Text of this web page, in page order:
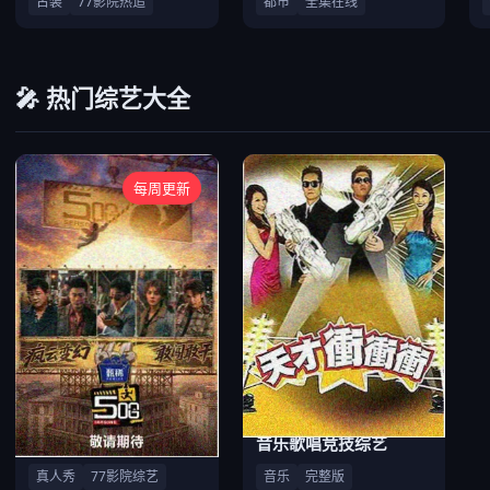
🎤 热门综艺大全
每周更新
户外竞技真人秀
真人秀 77影院综艺
音乐歌唱竞技综艺
音乐 完整版